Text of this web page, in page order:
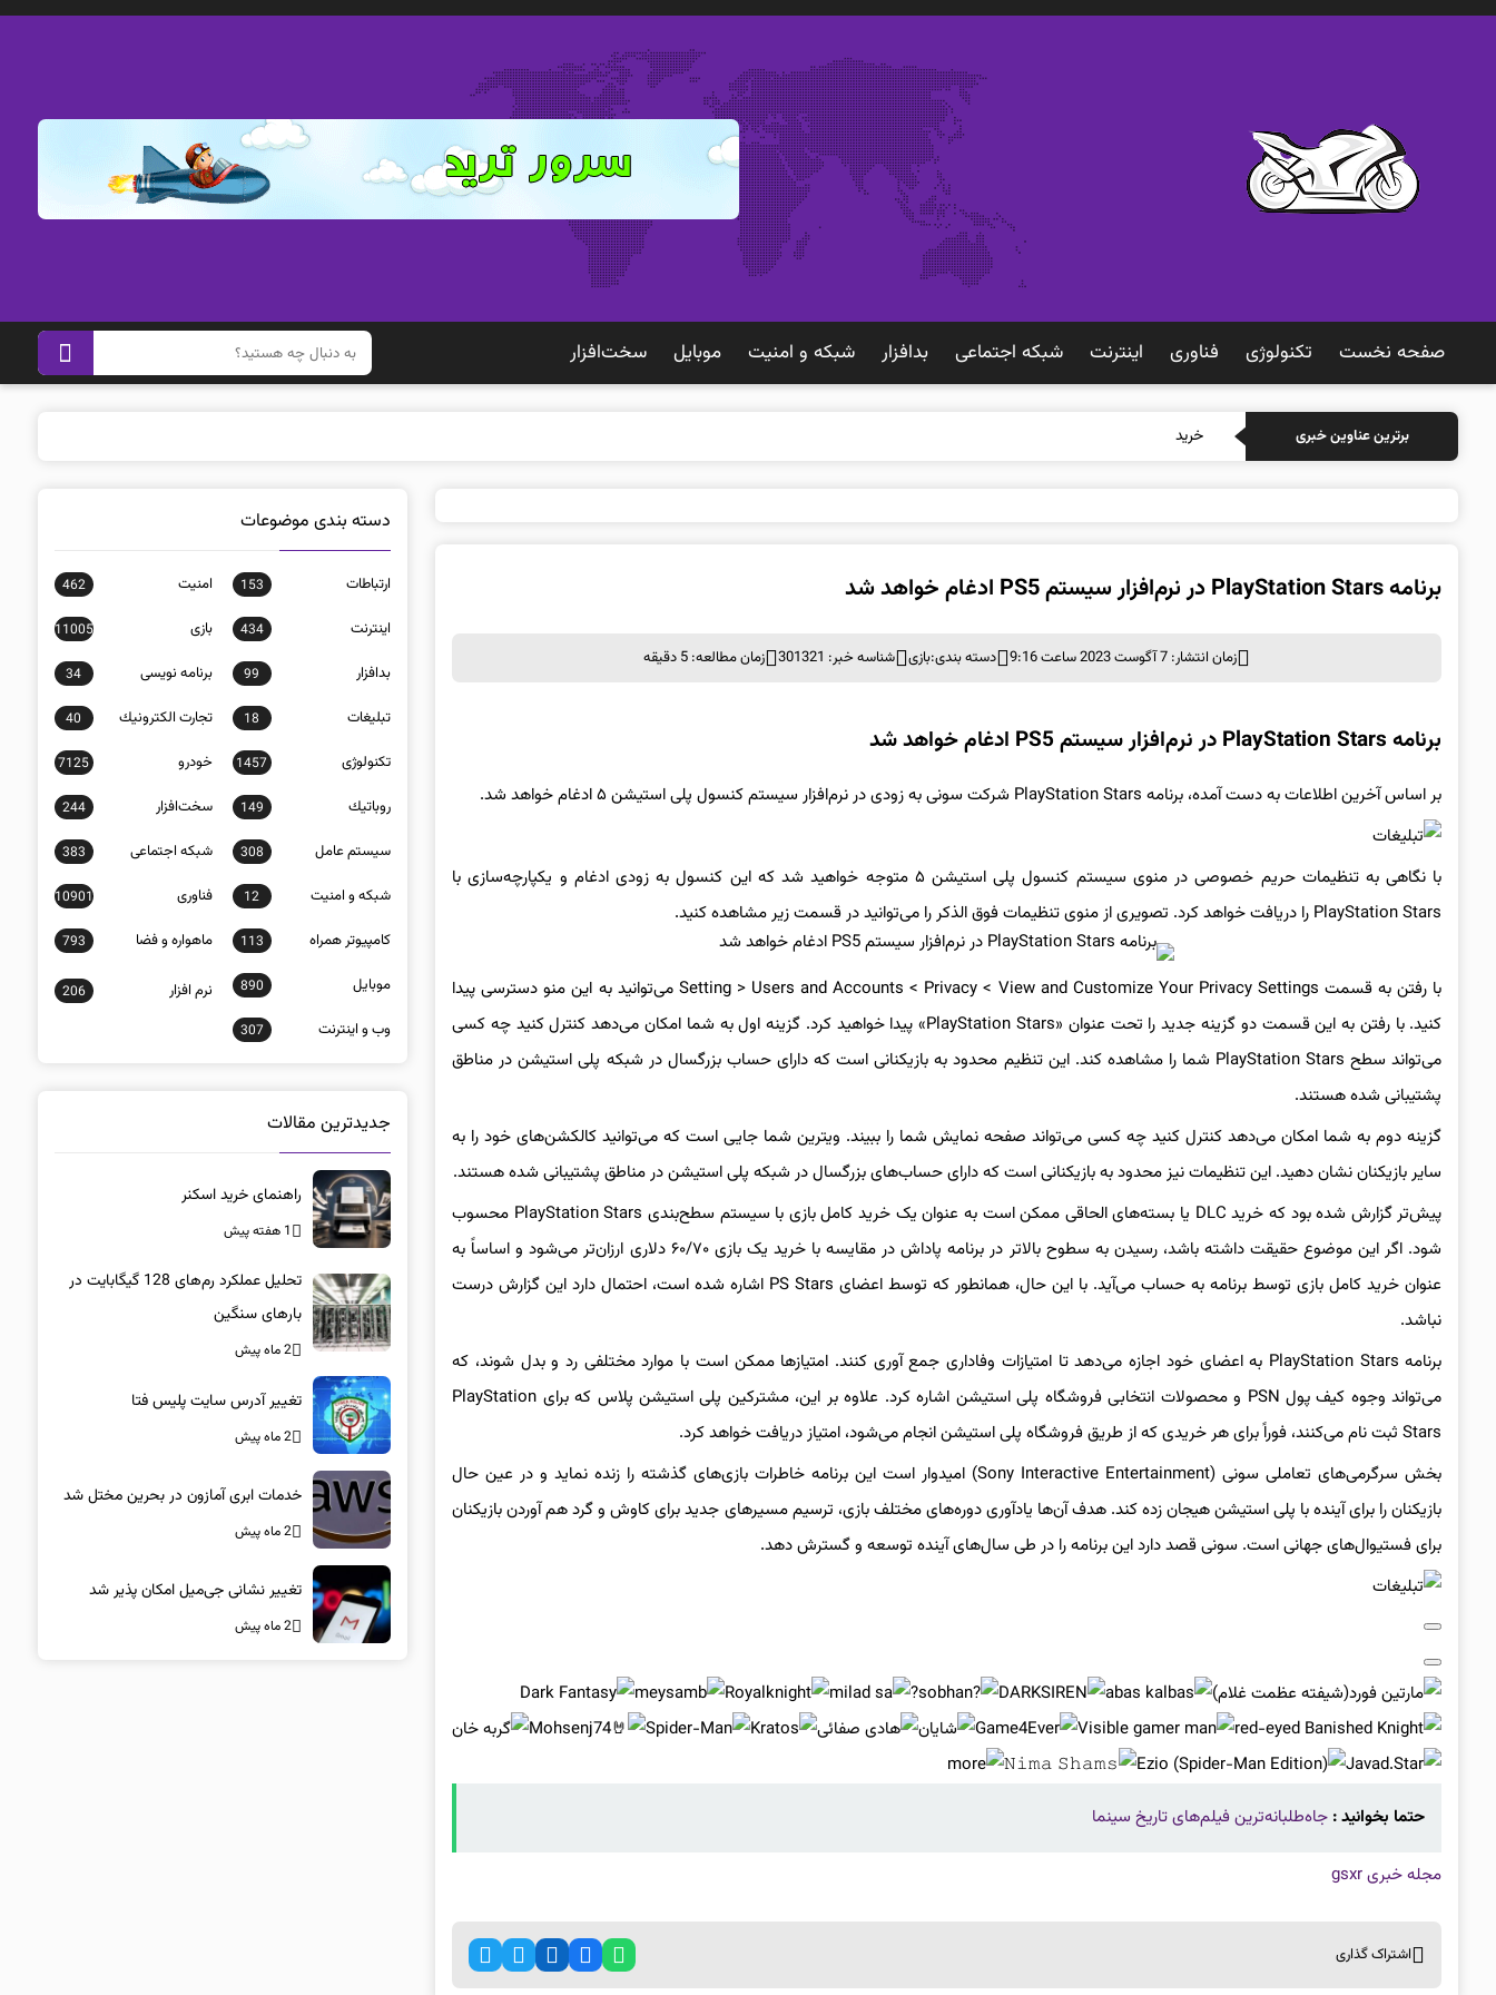
صفحه نخست تکنولوژی فناوری اينترنت شبكه اجتماعی بدافزار شبكه و امنيت موبايل سخت‌افزار
برترین عناوین خبری خرید بیمه: سنتی
برنامه PlayStation Stars در نرم‌افزار سیستم PS5 ادغام خواهد شد
زمان انتشار: 7 آگوست 2023 ساعت 9:16 دسته بندی:بازی شناسه خبر: 301321 زمان مطالعه: 5 دقیقه
برنامه PlayStation Stars در نرم‌افزار سیستم PS5 ادغام خواهد شد
بر اساس آخرین اطلاعات به دست آمده، برنامه PlayStation Stars شرکت سونی به زودی در نرم‌افزار سیستم کنسول پلی استیشن ۵ ادغام خواهد شد.
با نگاهی به تنظیمات حریم خصوصی در منوی سیستم کنسول پلی استیشن ۵ متوجه خواهید شد که این کنسول به زودی ادغام و یکپارچه‌سازی با
PlayStation Stars را دریافت خواهد کرد. تصویری از منوی تنظیمات فوق الذکر را می‌توانید در قسمت زیر مشاهده کنید.
با رفتن به قسمت Setting > Users and Accounts < Privacy < View and Customize Your Privacy Settings می‌توانید به این منو دسترسی پیدا
کنید. با رفتن به این قسمت دو گزینه جدید را تحت عنوان «PlayStation Stars» پیدا خواهید کرد. گزینه اول به شما امکان می‌دهد کنترل کنید چه کسی
می‌تواند سطح PlayStation Stars شما را مشاهده کند. این تنظیم محدود به بازیکنانی است که دارای حساب بزرگسال در شبکه پلی استیشن در مناطق
پشتیبانی شده هستند.
گزینه دوم به شما امکان می‌دهد کنترل کنید چه کسی می‌تواند صفحه نمایش شما را ببیند. ویترین شما جایی است که می‌توانید کالکشن‌های خود را به
سایر بازیکنان نشان دهید. این تنظیمات نیز محدود به بازیکنانی است که دارای حساب‌های بزرگسال در شبکه پلی استیشن در مناطق پشتیبانی شده هستند.
پیش‌تر گزارش شده بود که خرید DLC یا بسته‌های الحاقی ممکن است به عنوان یک خرید کامل بازی با سیستم سطح‌بندی PlayStation Stars محسوب
شود. اگر این موضوع حقیقت داشته باشد، رسیدن به سطوح بالاتر در برنامه پاداش در مقایسه با خرید یک بازی ۶۰/۷۰ دلاری ارزان‌تر می‌شود و اساساً به
عنوان خرید کامل بازی توسط برنامه به حساب می‌آید. با این حال، همانطور که توسط اعضای PS Stars اشاره شده است، احتمال دارد این گزارش درست
نباشد.
برنامه PlayStation Stars به اعضای خود اجازه می‌دهد تا امتیازات وفاداری جمع آوری کنند. امتیازها ممکن است با موارد مختلفی رد و بدل شوند، که
می‌تواند وجوه کیف پول PSN و محصولات انتخابی فروشگاه پلی استیشن اشاره کرد. علاوه بر این، مشترکین پلی استیشن پلاس که برای PlayStation
Stars ثبت نام می‌کنند، فوراً برای هر خریدی که از طریق فروشگاه پلی استیشن انجام می‌شود، امتیاز دریافت خواهد کرد.
بخش سرگرمی‌‌های تعاملی سونی (Sony Interactive Entertainment) امیدوار است این برنامه خاطرات بازی‌های گذشته را زنده نماید و در عین حال
بازیکنان را برای آینده با پلی استیشن هیجان زده کند. هدف آن‌ها یادآوری دوره‌های مختلف بازی، ترسیم مسیرهای جدید برای کاوش و گرد هم آوردن بازیکنان
برای فستیوال‌های جهانی است. سونی قصد دارد این برنامه را در طی سال‌های آینده توسعه و گسترش دهد.
حتما بخوانید : جاه‌طلبانه‌ترین فیلم‌های تاریخ سینما
مجله خبری gsxr
اشتراک گذاری
دسته بندی موضوعات
ارتباطات 153 امنيت 462
اينترنت 434 بازی 11005
بدافزار 99 برنامه نويسی 34
تبلیغات 18 تجارت الكترونيك 40
تکنولوژی 1457 خودرو 7125
روباتيك 149 سخت‌افزار 244
سيستم عامل 308 شبكه اجتماعی 383
شبكه و امنيت 12 فناوری 10901
كامپيوتر همراه 113 ماهواره و فضا 793
موبايل 890 نرم افزار 206
وب و اينترنت 307
جدیدترین مقالات
راهنمای خرید اسکنر
1 هفته پیش
تحلیل عملکرد رم‌های 128 گیگابایت در
بارهای سنگین
2 ماه پیش
تغییر آدرس سایت پلیس فتا
2 ماه پیش
خدمات ابری آمازون در بحرین مختل شد
2 ماه پیش
تغییر نشانی جی‌میل امکان پذیر شد
2 ماه پیش